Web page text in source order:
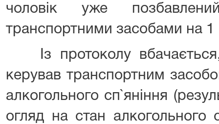
чоловік уже
транспортними засобами на 1
Із протоколу
керував транспортним
алкогольного сп`яніння
огляд на стан алкогольного